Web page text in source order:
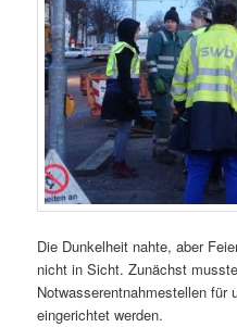
Die Dunkelheit nahte, aber
nicht in Sicht. Zunächst
Notwasserentnahmestellen für
eingerichtet werden.